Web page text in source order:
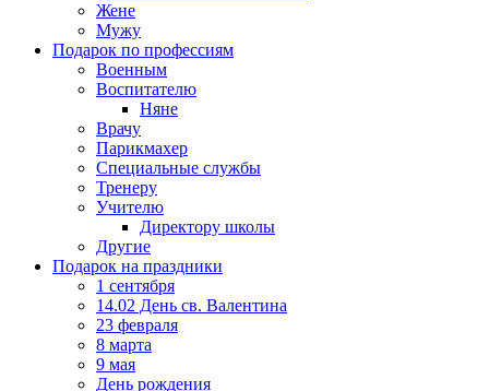
Жене
Мужу
Подарок по профессиям
Военным
Воспитателю
Няне
Врачу
Парикмахер
Специальные службы
Тренеру
Учителю
Директору школы
Другие
Подарок на праздники
1 сентября
14.02 День св. Валентина
23 февраля
8 марта
9 мая
День рождения